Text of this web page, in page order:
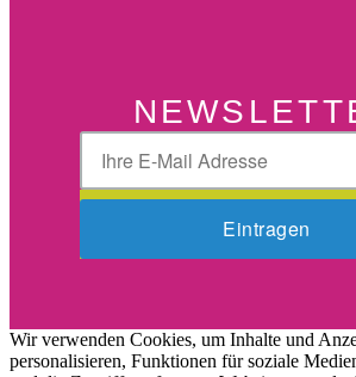
Wir verwenden Cookies, um Inhalte und
personalisieren, Funktionen für soziale